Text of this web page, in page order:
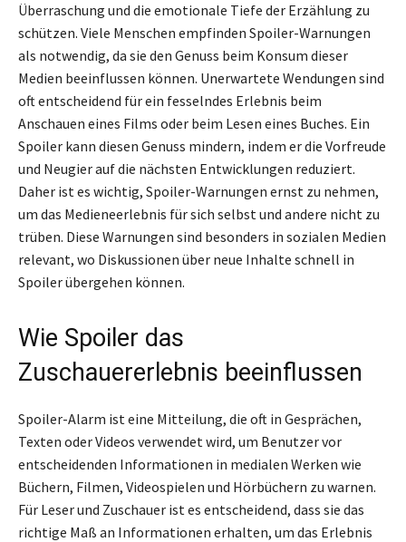
Überraschung und die emotionale Tiefe der Erzählung zu
schützen. Viele Menschen empfinden Spoiler-Warnungen
als notwendig, da sie den Genuss beim Konsum dieser
Medien beeinflussen können. Unerwartete Wendungen sind
oft entscheidend für ein fesselndes Erlebnis beim
Anschauen eines Films oder beim Lesen eines Buches. Ein
Spoiler kann diesen Genuss mindern, indem er die Vorfreude
und Neugier auf die nächsten Entwicklungen reduziert.
Daher ist es wichtig, Spoiler-Warnungen ernst zu nehmen,
um das Medieneerlebnis für sich selbst und andere nicht zu
trüben. Diese Warnungen sind besonders in sozialen Medien
relevant, wo Diskussionen über neue Inhalte schnell in
Spoiler übergehen können.
Wie Spoiler das
Zuschauererlebnis beeinflussen
Spoiler-Alarm ist eine Mitteilung, die oft in Gesprächen,
Texten oder Videos verwendet wird, um Benutzer vor
entscheidenden Informationen in medialen Werken wie
Büchern, Filmen, Videospielen und Hörbüchern zu warnen.
Für Leser und Zuschauer ist es entscheidend, dass sie das
richtige Maß an Informationen erhalten, um das Erlebnis